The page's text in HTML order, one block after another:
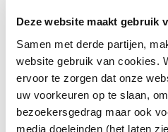
Deze website maakt gebruik
Samen met derde partijen,
website gebruik van cookies.
ervoor te zorgen dat onze
uw voorkeuren op te slaan,
bezoekersgedrag maar ook
media doeleinden (het laten
€